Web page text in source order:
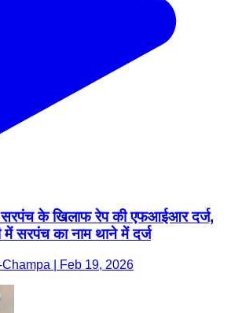
सरपंच के खिलाफ रेप की एफआईआर दर्ज,
में सरपंच का नाम थाने में दर्ज
| Feb 19, 2026